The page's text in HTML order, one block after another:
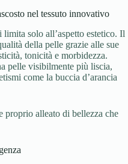
nel tessuto innovativo
solo all’aspetto estetico. Il
della pelle grazie alle sue
tonicità e morbidezza.
pelle visibilmente più liscia,
come la buccia d’arancia
proprio alleato di bellezza che